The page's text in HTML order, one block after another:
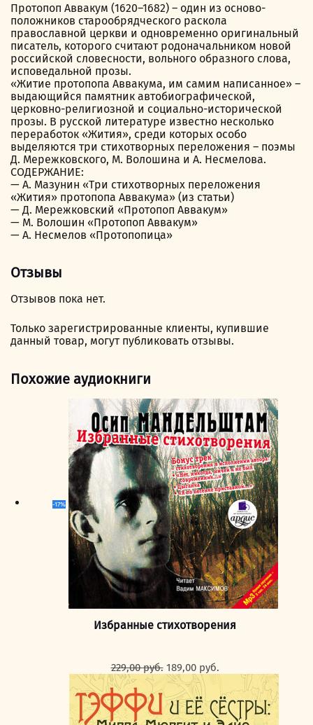
Протопоп Аввакум (1620–1682) – один из осново-
положников старообрядческого раскола
православной церкви и одновременно оригинальный
писатель, которого считают родоначальником новой
российской словесности, вольного образного слова,
исповедальной прозы.
«Житие протопопа Аввакума, им самим написанное» –
выдающийся памятник автобиографической,
церковно-религиозной и социально-исторической
прозы. В русской литературе известно несколько
переработок «Жития», среди которых особо
выделяются три стихотворных переложения – поэмы
Д. Мережковского, М. Волошина и А. Несмелова.
СОДЕРЖАНИЕ:
— А. Мазунин «Три стихотворных переложения
«Жития» протопопа Аввакума» (из статьи)
— Д. Мережковский «Протопоп Аввакум»
— М. Волошин «Протопоп Аввакум»
— А. Несмелов «Протопопица»
Отзывы
Отзывов пока нет.
Только зарегистрированные клиенты, купившие
данный товар, могут публиковать отзывы.
Похожие аудиокниги
-17%
Избранные стихотворения
229,00руб. Первоначальная
цена
составляла
229,00 руб..
189,00 руб.
цена:
189,00 руб..